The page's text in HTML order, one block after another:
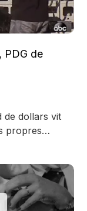
PDG de
de dollars vit
propres